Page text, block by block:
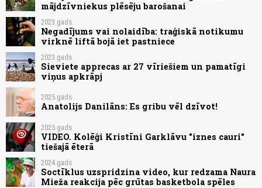
mājdzīvniekus plēsēju barošanai
2023.gads
Negadījums vai nolaidība: traģiskā notikumu
virknē liftā bojā iet pastniece
2023.gads
Sieviete apprecas ar 27 vīriešiem un pamatīgi
viņus apkrāpj
2025.gads
Anatolijs Danilāns: Es gribu vēl dzīvot!
2025.gads
VIDEO. Kolēģi Kristīni Garklāvu "iznes cauri"
tiešajā ēterā
2024.gads
Soctīklus uzspridzina video, kur redzama Naura
Mieža reakcija pēc grūtas basketbola spēles